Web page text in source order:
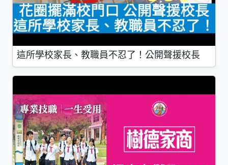
這所學校家長、教職員不忍了！公開聲援校長